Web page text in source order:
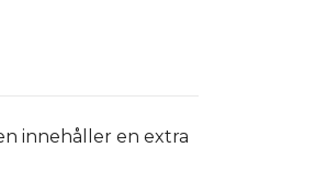
innehåller en extra